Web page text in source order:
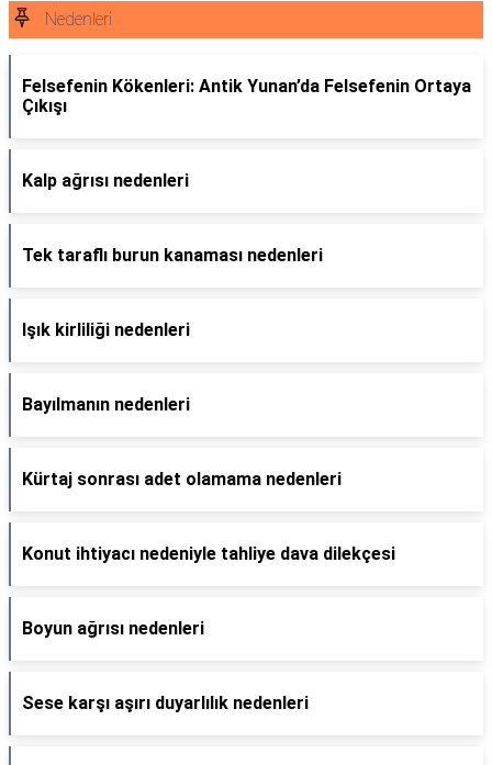
Nedenleri
Felsefenin Kökenleri: Antik Yunan’da Felsefenin Ortaya
Çıkışı
Kalp ağrısı nedenleri
Tek taraflı burun kanaması nedenleri
Işık kirliliği nedenleri
Bayılmanın nedenleri
Kürtaj sonrası adet olamama nedenleri
Konut ihtiyacı nedeniyle tahliye dava dilekçesi
Boyun ağrısı nedenleri
Sese karşı aşırı duyarlılık nedenleri